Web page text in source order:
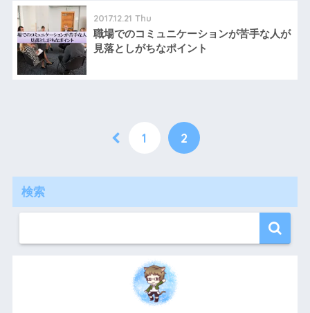
2017.12.21 Thu
職場でのコミュニケーションが苦手な人が
見落としがちなポイント
1 2
検索